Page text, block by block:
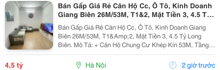
Bán Gấp Giá Rẻ Căn Hộ Cc, Ô Tô, Kinh Doanh
Giang Biên 26M/53M, T1&2, Mặt Tiền 3, 4.5 Tỷ
Long Biên.
Bán Gấp Giá Rẻ Căn Hộ Cc, Ô Tô, Kinh Doanh Giang
Biên 26M/53M, T1&Amp;2, Mặt Tiền 3, 4.5 Tỷ Long
Biên. Mô Tả: + Căn Hộ Chung Cư Khép Kín 53M, Tầng 1
Và 2 Đế Căn Hộ Chung Cư, Đất Sổ Đỏ Lâu Dài. + Kinh
Doanh Bất Chấp Các Loại Hình, Quỹ Đất Rộng...
4,5 tỷ Hà Nội 2 giờ trước